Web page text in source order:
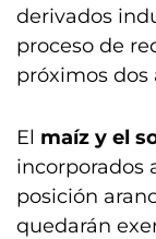
derivados
proceso de
próximos dos
El maíz y el
incorporados
posición
quedarán